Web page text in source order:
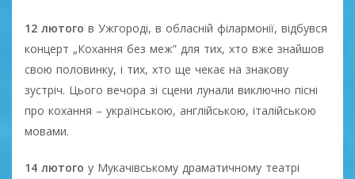
12 лютого в Ужгороді, в обласній філармонії, відбувся
концерт „Кохання без меж” для тих, хто вже знайшов
свою половинку, і тих, хто ще чекає на знакову
зустріч. Цього вечора зі сцени лунали виключно пісні
про кохання – українською, англійською, італійською
мовами.
14 лютого у Мукачівському драматичному театрі